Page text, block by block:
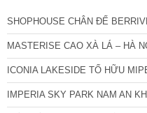
SHOPHOUSE CHÂN ĐẾ
MASTERISE CAO XÀ LÁ – HÀ
ICONIA LAKESIDE TỐ HỮU
IMPERIA SKY PARK NAM AN